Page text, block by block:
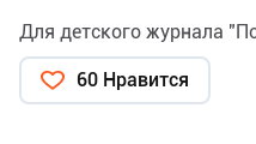
Для детского журнала
60 Нравится